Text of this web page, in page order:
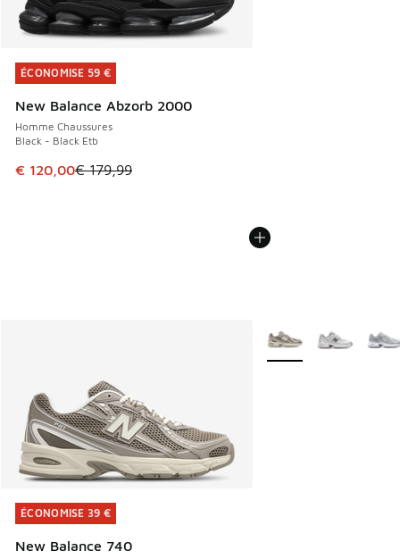
ÉCONOMISE 59 €
New Balance Abzorb 2000
Homme Chaussures
Black - Black Etb
Cet article est en promotion. Prix en baisse de € 179,99 à
€ 120,00€ 179,99
ÉCONOMISE 59 €
ÉCONOMISE 39 €
New Balance 740
ÉCONOMISE 39 €
Plus de couleurs